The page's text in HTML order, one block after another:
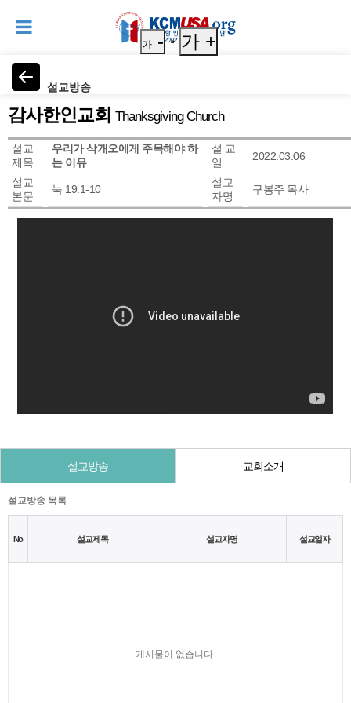
설교방송
가 - 가 +
감사한인교회 Thanksgiving Church
설교
제목
우리가 삭개오에게 주목해야 하
는 이유
설 교
일
2022.03.06
설교
본문
눅 19:1-10
설교
자명
구봉주 목사
설교방송 교회소개
설교방송 목록
No 설교제목 설교자명 설교일자
게시물이 없습니다.